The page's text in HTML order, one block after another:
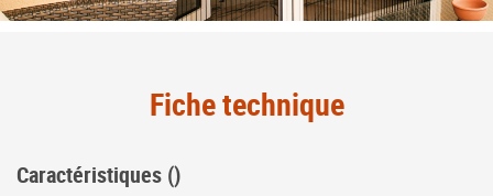
Fiche technique
Caractéristiques ()